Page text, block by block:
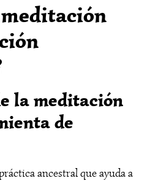
la meditación
de
ancestral que ayuda a